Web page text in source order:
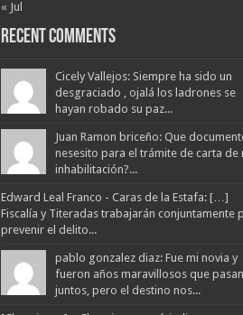
« Jul
Recent Comments
Cicely Vallejos: Siempre ha sido un
desgraciado , ojalá los ladrones se
hayan robado su paz...
Juan Ramon briceño: Que
nesesito para el trámite de carta de
inhabilitación?...
Edward Leal Franco - Caras de la Estafa: […]
Fiscalía y Titeradas trabajarán conjuntamente
prevenir el delito...
pablo gonzalez diaz: Fue mi novia y
fueron años maravillosos que
juntos, pero el destino nos...